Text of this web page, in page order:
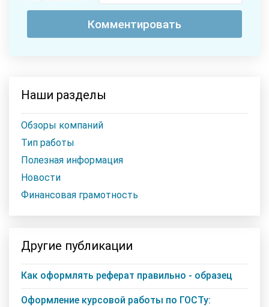
Наши разделы
Обзоры компаний
Тип работы
Полезная информация
Новости
Финансовая грамотность
Другие публикации
Как оформлять реферат правильно - образец
Оформление курсовой работы по ГОСТу: